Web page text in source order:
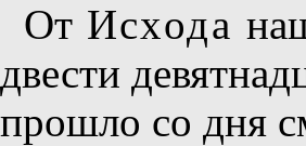
От Исхода
двести
прошло со дня